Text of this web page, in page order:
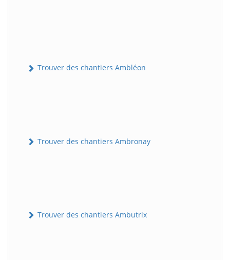
Trouver des chantiers Ambléon
Trouver des chantiers Ambronay
Trouver des chantiers Ambutrix